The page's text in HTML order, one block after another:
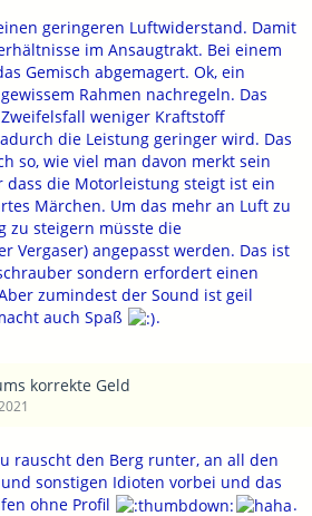
geringeren Luftwiderstand. Damit
im Ansaugtrakt. Bei einem
Gemisch abgemagert. Ok, ein
Rahmen nachregeln. Das
weniger Kraftstoff
die Leistung geringer wird. Das
so, wie viel man davon merkt sein
dass die Motorleistung steigt ist ein
Märchen. Um das mehr an Luft zu
zu steigern müsste die
Vergaser) angepasst werden. Das ist
sondern erfordert einen
zumindest der Sound ist geil
auch Spaß
.
korrekte Geld
rauscht den Berg runter, an all den
sonstigen Idioten vorbei und das
ohne Profil
.